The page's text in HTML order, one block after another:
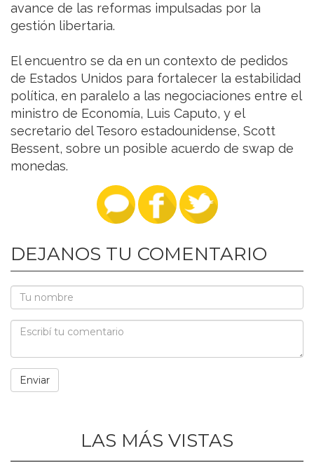
avance de las reformas impulsadas por la
gestión libertaria.
El encuentro se da en un contexto de pedidos
de Estados Unidos para fortalecer la estabilidad
política, en paralelo a las negociaciones entre el
ministro de Economía, Luis Caputo, y el
secretario del Tesoro estadounidense, Scott
Bessent, sobre un posible acuerdo de swap de
monedas.
DEJANOS TU COMENTARIO
LAS MÁS VISTAS